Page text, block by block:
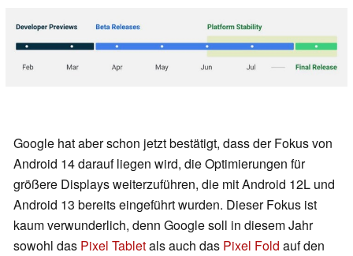
Google hat aber schon jetzt bestätigt, dass der Fokus von
Android 14 darauf liegen wird, die Optimierungen für
größere Displays weiterzuführen, die mit Android 12L und
Android 13 bereits eingeführt wurden. Dieser Fokus ist
kaum verwunderlich, denn Google soll in diesem Jahr
sowohl das Pixel Tabletals auch das Pixel Fold auf den